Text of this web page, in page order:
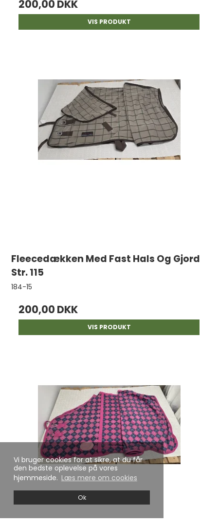
Vi bruger cookies for at sikre, at du får
den bedste oplevelse på vores
hjemmeside. Læs mere om cookies
Ok
200,00 DKK
VIS PRODUKT
Fleecedækken Med Fast Hals Og Gjord
Str. 115
184-15
200,00 DKK
VIS PRODUKT